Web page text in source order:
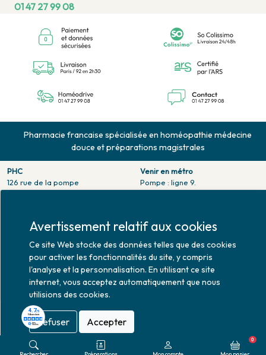
01 47 27 99 08
Pharmacie francaise spécialisée en homéopathie médecine
douce et préparations magistrales
PHC
126 rue de la pompe
Lundi : 10h30 - 20h00
Mardi au vendredi : 9h00 -
20h00
Samedi : 9h30 - 20h00
Venir en métro
Pompe : ligne 9.
Venir en bus
Jean Monet : ligne 52.
Mise à jour le 07/08/2026 © 2026 0
Avertissement relatif aux cookies
Ce site Web stocke des données telles que des cookies
pour activer les fonctionnalités du site, y compris
l'analyse et la personnalisation. En utilisant ce site
internet, vous acceptez automatiquement que nous
utilisions des cookies.
Refuser Accepter